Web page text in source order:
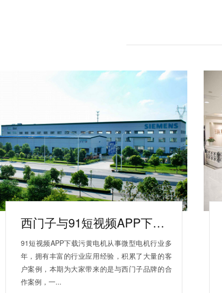
西门子与91短视频APP下载污黄电机合作案例
91短视频APP下载污黄电机从事微型电机行业多
年，拥有丰富的行业应用经验，积累了大量的客
户案例，本期为大家带来的是与西门子品牌的合
作案例，一...